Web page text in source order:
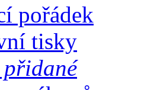
pořádek
tisky
přidané